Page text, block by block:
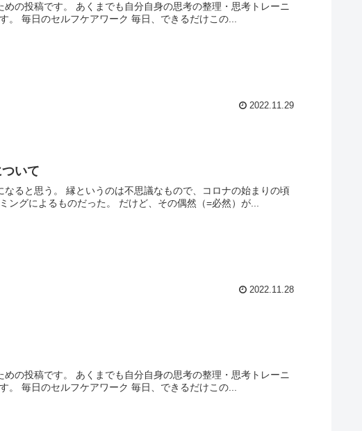
の投稿です。 あくまでも自分自身の思考の整理・思考トレーニ
。 毎日のセルフケアワーク 毎日、できるだけこの...
2022.11.29
いて
ると思う。 縁というのは不思議なもので、コロナの始まりの頃
ングによるものだった。 だけど、その偶然（=必然）が...
2022.11.28
の投稿です。 あくまでも自分自身の思考の整理・思考トレーニ
毎日のセルフケアワーク 毎日、できるだけこの...